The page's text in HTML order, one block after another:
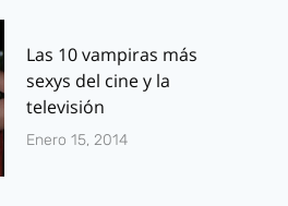
Las 10 vampiras más
sexys del cine y la
televisión
Enero 15, 2014